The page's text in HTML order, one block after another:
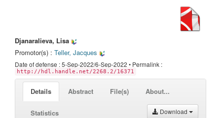
Djanaralieva, Lisa
Promotor(s) : Teller, Jacques
Date of defense : 5-Sep-2022/6-Sep-2022 • Permalink :
http://hdl.handle.net/2268.2/16371
Details Abstract File(s) About...
Statistics Download